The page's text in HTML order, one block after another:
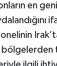
en
bölgelerden